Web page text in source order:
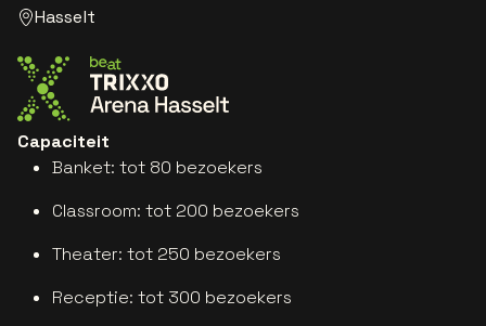
Hasselt
Ga naar de website van Trixxo Arena
Capaciteit
Banket: tot 80 bezoekers
Classroom: tot 200 bezoekers
Theater: tot 250 bezoekers
Receptie: tot 300 bezoekers